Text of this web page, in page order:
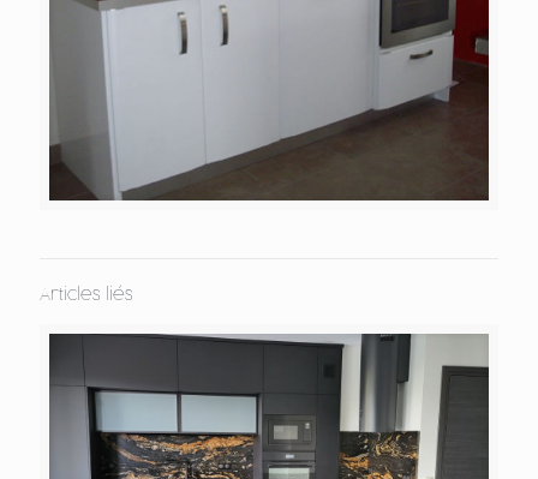
Articles liés